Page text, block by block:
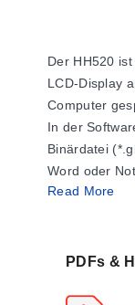
Der HH520
LCD-Display
Computer
In der
Binärdatei
Word oder
Read More
PDFs &